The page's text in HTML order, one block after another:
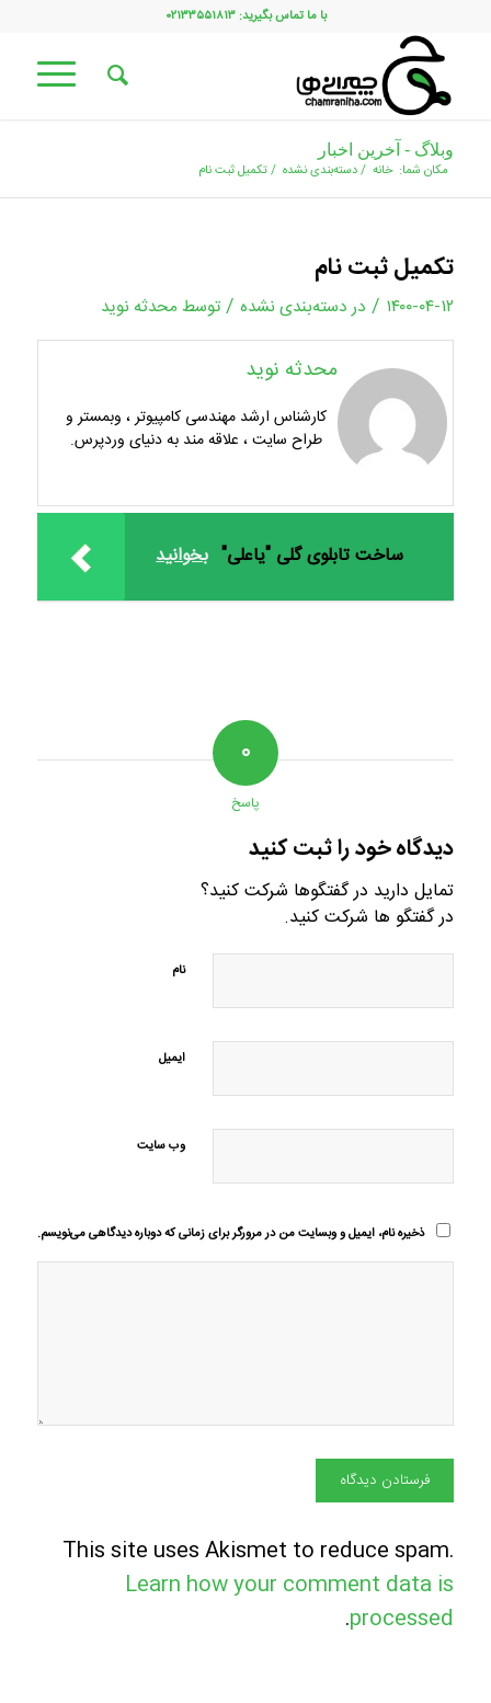
با ما تماس بگیرید: ۰۲۱۳۳۵۵۱۸۱۳
وبلاگ - آخرین اخبار
مکان شما: خانه /دسته‌بندی نشده /تکمیل ثبت نام
تکمیل ثبت نام
۱۴۰۰-۰۴-۱۲ / دردسته‌بندی نشده / توسط محدثه نوید
محدثه نوید
کارشناس ارشد مهندسی کامپیوتر ، وبمستر و
طراح سایت ، علاقه مند به دنیای وردپرس.
بخوانید ساخت تابلوی گلی "یاعلی"
۰
پاسخ
دیدگاه خود را ثبت کنید
تمایل دارید در گفتگوها شرکت کنید؟
در گفتگو ها شرکت کنید.
نام
ایمیل
وب‌ سایت
ذخیره نام، ایمیل و وبسایت من در مرورگر برای زمانی که دوباره دیدگاهی می‌نویسم.
This site uses Akismet to reduce spam.
Learn how your comment data is
processed
.